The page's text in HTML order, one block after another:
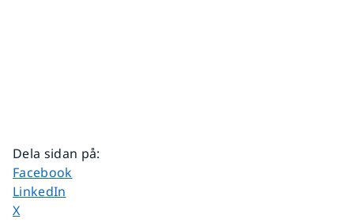
Dela sidan på:
Dela sidan på
Facebook
Dela sidan på
LinkedIn
Dela sidan på
X